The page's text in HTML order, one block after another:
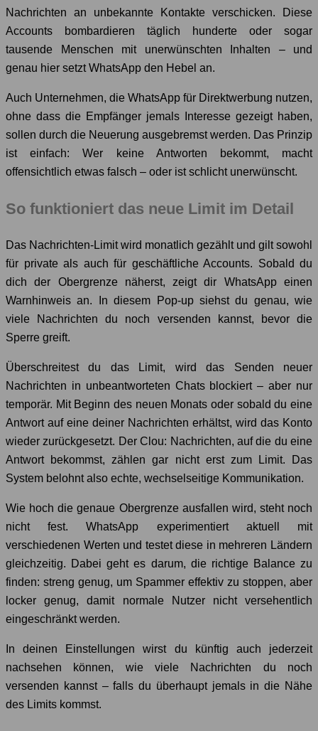
Nachrichten an unbekannte Kontakte verschicken. Diese
Accounts bombardieren täglich hunderte oder sogar
tausende Menschen mit unerwünschten Inhalten – und
genau hier setzt WhatsApp den Hebel an.
Auch Unternehmen, die WhatsApp für Direktwerbung nutzen,
ohne dass die Empfänger jemals Interesse gezeigt haben,
sollen durch die Neuerung ausgebremst werden. Das Prinzip
ist einfach: Wer keine Antworten bekommt, macht
offensichtlich etwas falsch – oder ist schlicht unerwünscht.
So funktioniert das neue Limit im Detail
Das Nachrichten-Limit wird monatlich gezählt und gilt sowohl
für private als auch für geschäftliche Accounts. Sobald du
dich der Obergrenze näherst, zeigt dir WhatsApp einen
Warnhinweis an. In diesem Pop-up siehst du genau, wie
viele Nachrichten du noch versenden kannst, bevor die
Sperre greift.
Überschreitest du das Limit, wird das Senden neuer
Nachrichten in unbeantworteten Chats blockiert – aber nur
temporär. Mit Beginn des neuen Monats oder sobald du eine
Antwort auf eine deiner Nachrichten erhältst, wird das Konto
wieder zurückgesetzt. Der Clou: Nachrichten, auf die du eine
Antwort bekommst, zählen gar nicht erst zum Limit. Das
System belohnt also echte, wechselseitige Kommunikation.
Wie hoch die genaue Obergrenze ausfallen wird, steht noch
nicht fest. WhatsApp experimentiert aktuell mit
verschiedenen Werten und testet diese in mehreren Ländern
gleichzeitig. Dabei geht es darum, die richtige Balance zu
finden: streng genug, um Spammer effektiv zu stoppen, aber
locker genug, damit normale Nutzer nicht versehentlich
eingeschränkt werden.
In deinen Einstellungen wirst du künftig auch jederzeit
nachsehen können, wie viele Nachrichten du noch
versenden kannst – falls du überhaupt jemals in die Nähe
des Limits kommst.